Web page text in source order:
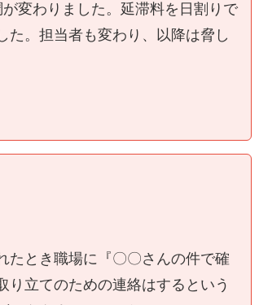
変わりました。延滞料を日割りで
た。担当者も変わり、以降は脅し
たとき職場に『〇〇さんの件で確
立てのための連絡はするという